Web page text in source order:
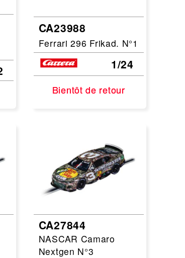
CA23988
Ferrari 296 Frikad. N°1
1/24
Bientôt de retour
Bientôt de retour
CA27844
NASCAR Camaro
Nextgen N°3